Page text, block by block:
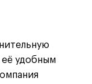
её удобным